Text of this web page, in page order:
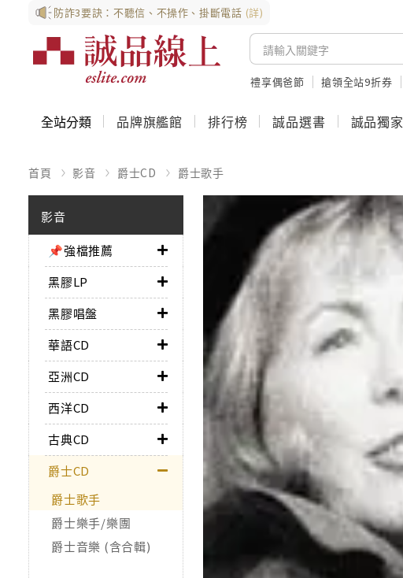
防詐3要訣：不聽信、不操作、掛斷電話 (詳)
禮享偶爸節 搶領全站9折券
全站分類 品牌旗艦館 排行榜 誠品選書 誠品獨家
首頁 影音 爵士CD 爵士歌手
影音
📌強檔推薦
黑膠LP
黑膠唱盤
華語CD
亞洲CD
西洋CD
古典CD
爵士CD
爵士歌手
爵士樂手/樂團
爵士音樂 (含合輯)